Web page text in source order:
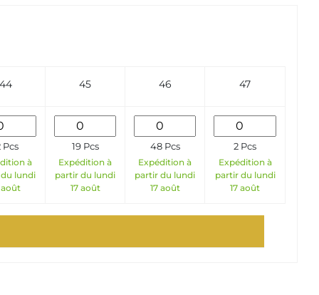
44 45 46 47
Pcs
à
lundi
août
19 Pcs
Expédition à
partir du lundi
17 août
48 Pcs
Expédition à
partir du lundi
17 août
2 Pcs
Expédition à
partir du lundi
17 août